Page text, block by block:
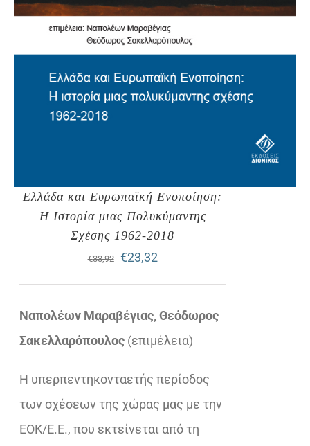
Ελλάδα και Ευρωπαϊκή Ενοποίηση:
Η Ιστορία μιας Πολυκύμαντης
Σχέσης 1962-2018
€33,92
Original
price
was:
€33,92.
€23,32Η
τρέχουσα
τιμή
είναι:
Ναπολέων Μαραβέγιας, Θεόδωρος
Σακελλαρόπουλος (επιμέλεια)
Η υπερπεντηκονταετής περίοδος
των σχέσεων της χώρας μας με την
ΕΟΚ/Ε.Ε., που εκτείνεται από τη